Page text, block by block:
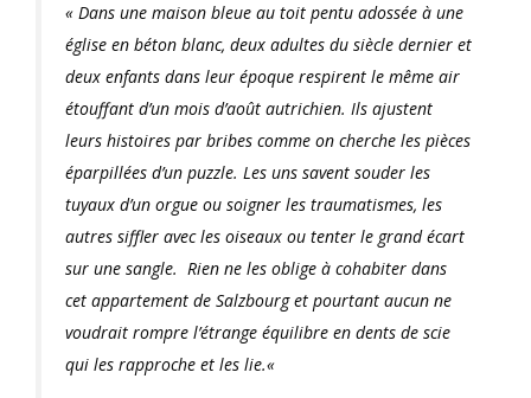
« Dans une maison bleue au toit pentu adossée à une
église en béton blanc, deux adultes du siècle dernier et
deux enfants dans leur époque respirent le même air
étouffant d’un mois d’août autrichien. Ils ajustent
leurs histoires par bribes comme on cherche les pièces
éparpillées d’un puzzle. Les uns savent souder les
tuyaux d’un orgue ou soigner les traumatismes, les
autres siffler avec les oiseaux ou tenter le grand écart
sur une sangle. Rien ne les oblige à cohabiter dans
cet appartement de Salzbourg et pourtant aucun ne
voudrait rompre l’étrange équilibre en dents de scie
qui les rapproche et les lie.«